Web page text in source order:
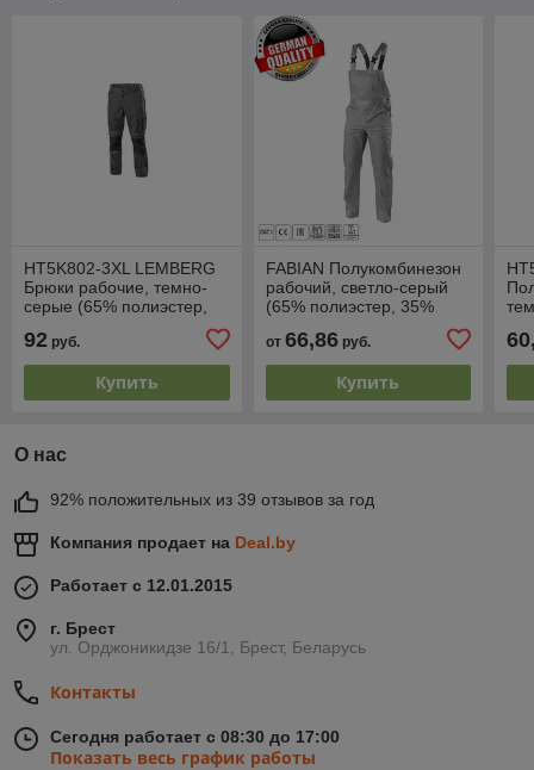
HT5K802-3XL LEMBERG
Брюки рабочие, темно-
серые (65% полиэстер,
35% хлопок), размер 3XL
(58), HOEGERT
92 руб.
Купить
FABIAN Полукомбинезон
рабочий, светло-серый
(65% полиэстер, 35%
хлопок), размер 3XL (58),
HOEGERT
от 66,86руб.
Купить
О нас
92% положительных из 39 отзывов за год
Компания продает на Deal.by
Работает с 12.01.2015
г. Брест
ул. Орджоникидзе 16/1, Брест, Беларусь
Контакты
Сегодня работает с 08:30 до 17:00
Показать весь график работы